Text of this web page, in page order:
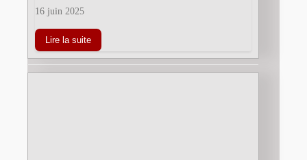
16 juin 2025
Lire la suite